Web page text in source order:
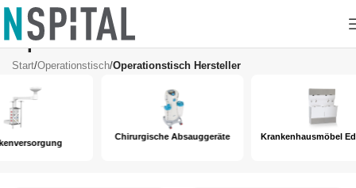
Operationstisch Hersteller
Start/Operationstisch/Operationstisch Hersteller
Chirurgische Absauggeräte Krankenhausmöbel Edelstahl